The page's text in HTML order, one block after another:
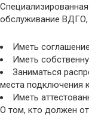
обслуживание ВДГО,
Иметь
Иметь
Заниматься
места подключения
Иметь
О том, кто должен